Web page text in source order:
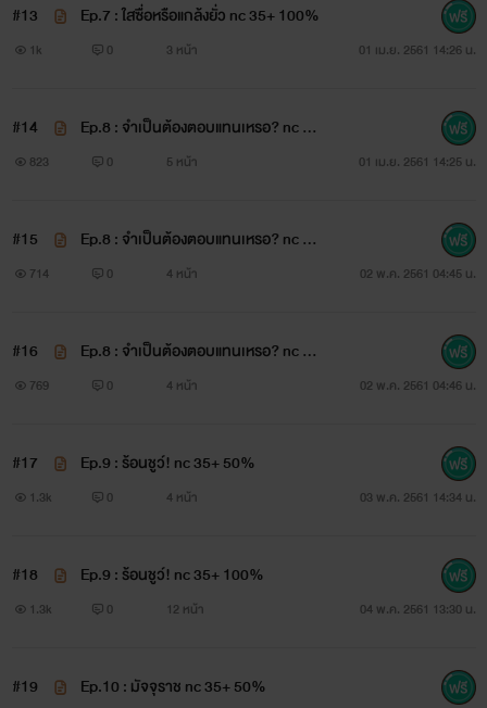
ณิการ์
#13 Ep.7 : ใสซื่อหรือแกล้งยั่ว nc 35+ 100%
1k 0 3 หน้า 01 เม.ย. 2561 14:26 น.
#14
Ep.8 : จำเป็นต้องตอบแทนเหรอ? nc 35
+ 40%
823 0 5 หน้า 01 เม.ย. 2561 14:25 น.
#15
Ep.8 : จำเป็นต้องตอบแทนเหรอ? nc 35
+ 100%
714 0 4 หน้า 02 พ.ค. 2561 04:45 น.
#16
Ep.8 : จำเป็นต้องตอบแทนเหรอ? nc 35
+ 100%
769 0 4 หน้า 02 พ.ค. 2561 04:46 น.
#17 Ep.9 : ร้อนชูว์! nc 35+ 50%
1.3k 0 4 หน้า 03 พ.ค. 2561 14:34 น.
#18 Ep.9 : ร้อนชูว์! nc 35+ 100%
1.3k 0 12 หน้า 04 พ.ค. 2561 13:30 น.
#19 Ep.10 : มัจจุราช nc 35+ 50%